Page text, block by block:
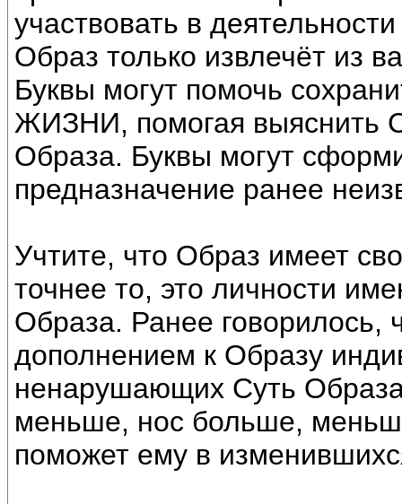
участвовать в
Образ только извлечёт из
Буквы могут помочь
ЖИЗНИ, помогая выяснить
Образа. Буквы могут
предназначение ранее
Учтите, что Образ имеет
точнее то, это личности
Образа. Ранее говорилось,
дополнением к Образу
ненарушающих Суть
меньше, нос больше,
поможет ему в